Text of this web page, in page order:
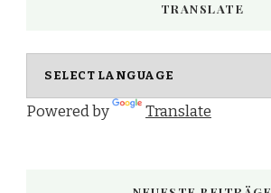
TRANSLATE
Powered by Translate